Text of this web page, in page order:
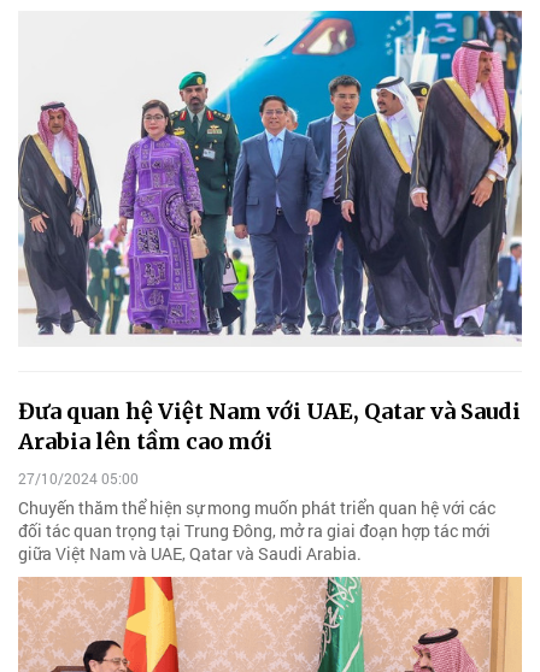
Đưa quan hệ Việt Nam với UAE, Qatar và Saudi
Arabia lên tầm cao mới
27/10/2024 05:00
Chuyến thăm thể hiện sự mong muốn phát triển quan hệ với các
đối tác quan trọng tại Trung Đông, mở ra giai đoạn hợp tác mới
giữa Việt Nam và UAE, Qatar và Saudi Arabia.